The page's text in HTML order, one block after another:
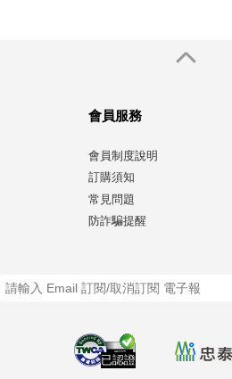
會員服務
會員制度說明
訂購須知
常見問題
防詐騙提醒
已認證